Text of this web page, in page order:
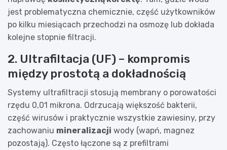
jest problematyczna chemicznie, część użytkowników
po kilku miesiącach przechodzi na osmozę lub dokłada
kolejne stopnie filtracji.
2. Ultrafiltacja (UF) – kompromis
między prostotą a dokładnością
Systemy ultrafiltracji stosują membrany o porowatości
rzędu 0,01 mikrona. Odrzucają większość bakterii,
część wirusów i praktycznie wszystkie zawiesiny, przy
zachowaniu mineralizacji wody (wapń, magnez
pozostają). Często łączone są z prefiltrami